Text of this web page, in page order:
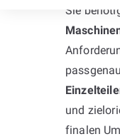
Sie
und
finalen